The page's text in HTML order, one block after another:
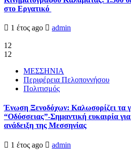
στο Εργατικό
1 έτος ago admin
12
12
ΜΕΣΣΗΝΙΑ
Περιφέρεια Πελοποννήσου
Πολιτισμός
Ένωση Ξενοδόχων: Καλωσορίζει τα
“Οδύσσειας”-Σημαντική ευκαιρία
ανάδειξη της Μεσσηνίας
1 έτος ago admin